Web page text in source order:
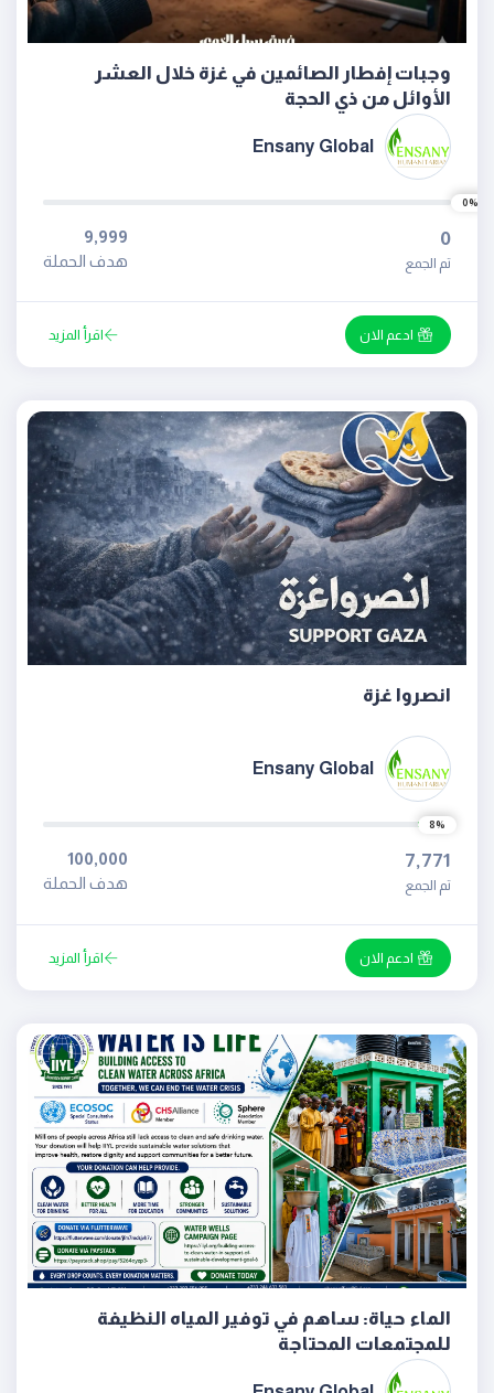
وجبات إفطار الصائمين في غزة خلال العشر
الأوائل من ذي الحجة
Ensany Global
0%
0
تم الجمع
9,999
هدف الحملة
ادعم الان اقرأ المزيد
انصروا غزة
Ensany Global
8%
7,771
تم الجمع
100,000
هدف الحملة
ادعم الان اقرأ المزيد
الماء حياة: ساهم في توفير المياه النظيفة
للمجتمعات المحتاجة